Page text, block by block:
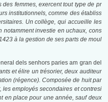
femmes, exercent tout type de pr
institutionnels, comme des établiss
Un collège, qui accueille les
investie en uchaux, cons
à la gestion de ses parts de moul
dels senhors paries am gran del
et élire un trésorier, deux auditeur
(régence). Composée de huit par
employés secondaires et contresi
en place pour une année, sauf deux